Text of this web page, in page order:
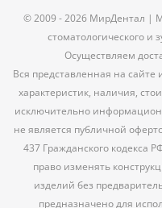
© 2009 - 2026 МирДентал |
стоматологического и
Осуществляем
Вся представленная на
характеристик, наличия,
исключительно
не является публичной
437 Гражданского кодекса
право изменять
изделий без
предназначено для